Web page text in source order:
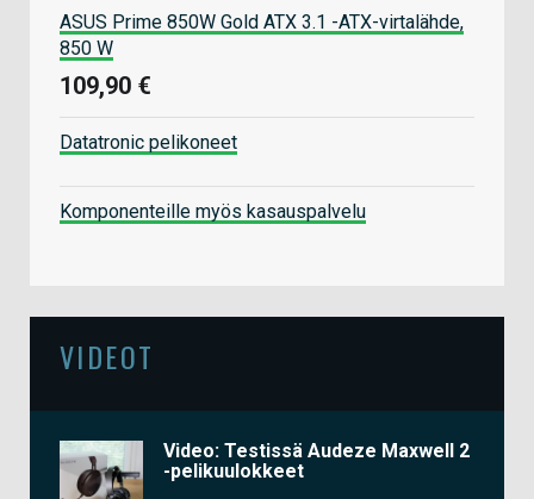
ASUS Prime 850W Gold ATX 3.1 -ATX-virtalähde,
850 W
109,90 €
Datatronic pelikoneet
Komponenteille myös kasauspalvelu
VIDEOT
Video: Testissä Audeze Maxwell 2
-pelikuulokkeet